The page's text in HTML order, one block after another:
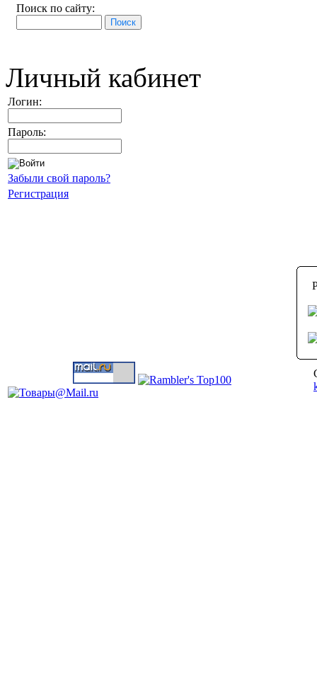
Поиск по сайту:
Личный кабинет
Логин:
Пароль:
Забыли свой пароль?
Регистрация